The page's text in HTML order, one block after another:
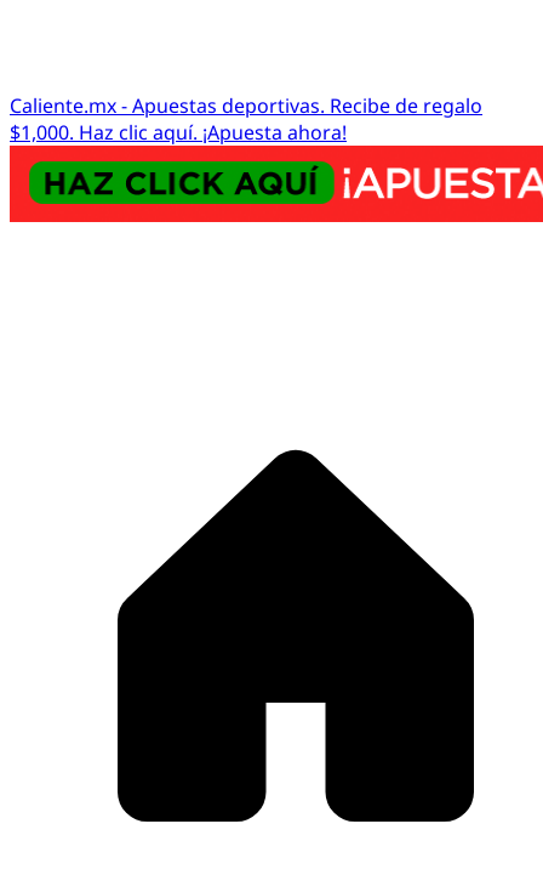
Caliente.mx - Apuestas deportivas. Recibe de regalo
$1,000. Haz clic aquí. ¡Apuesta ahora!